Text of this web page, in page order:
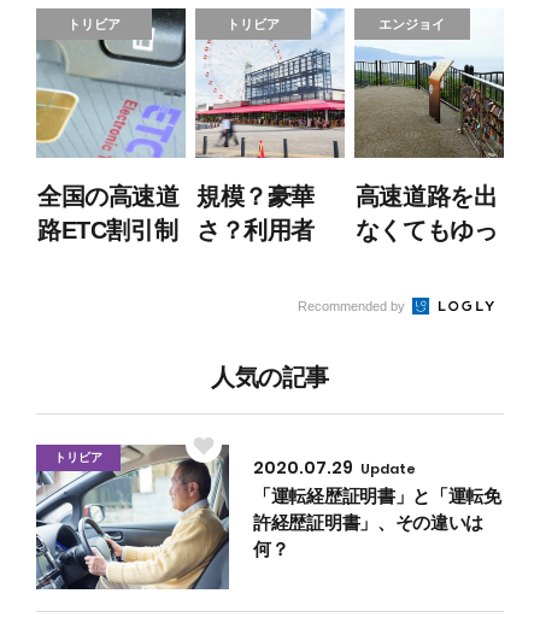
るって本当？
の特徴とルー
ルの違いを解
説！
（眺望篇）
トリビア
全国の高速道
路ETC割引制
トリビア
規模？豪華
さ？利用者
の基準とは？
エンジョイ
高速道路を出
なくてもゆっ
楽しめるSA
Recommended by
人気の記事
2020.07.29 Update
「運転経歴証明書」と「運転免
許経歴証明書」、その違いは
何？
トリビア